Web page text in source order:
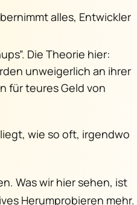
alles, Entwickler
Die Theorie hier:
unweigerlich an ihrer
für teures Geld von
wie so oft, irgendwo
Was wir hier sehen, ist
Herumprobieren mehr.